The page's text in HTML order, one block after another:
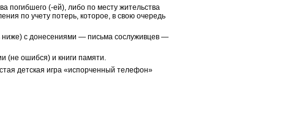
погибшего (-ей), либо по месту жительства
по учету потерь, которое, в свою очередь
ниже) с донесениями — письма сослуживцев —
(не ошибся) и книги памяти.
детская игра «испорченный телефон»